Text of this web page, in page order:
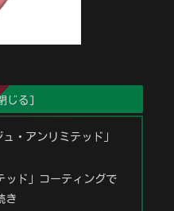
・アンリミテッド」
ッド」コーティングで
き